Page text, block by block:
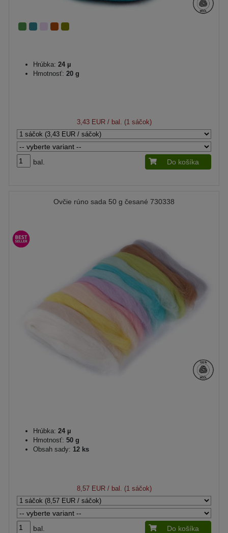
Hrúbka: 24 µ
Hmotnosť: 20 g
3,43 EUR/ bal. (1 sáčok)
bal. Do košíka
Ovčie rúno sada 50 g česané 730338
Hrúbka: 24 µ
Hmotnosť: 50 g
Obsah sady: 12 ks
8,57 EUR/ bal. (1 sáčok)
bal. Do košíka